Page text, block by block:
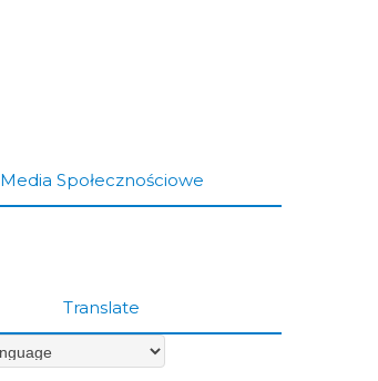
Media Społecznościowe
Translate